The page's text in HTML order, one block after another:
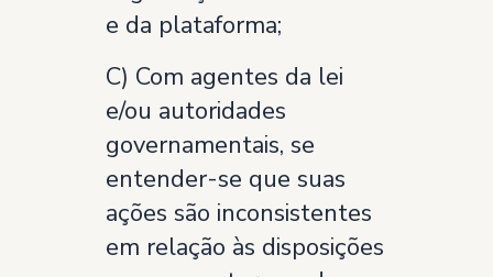
e da plataforma;
C) Com agentes da lei
e/ou autoridades
governamentais, se
entender-se que suas
ações são inconsistentes
em relação às disposições